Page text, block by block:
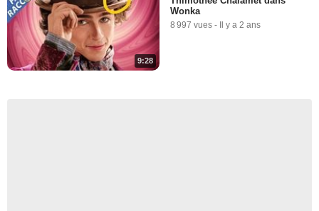
9:28
Wonka
8 997 vues - Il y a 2 ans